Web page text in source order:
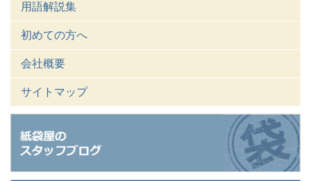
用語解説集
初めての方へ
会社概要
サイトマップ